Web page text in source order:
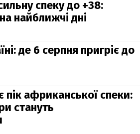
спеку до +38:
найближчі дні
де 6 серпня пригріє до
пік африканської спеки:
стануть